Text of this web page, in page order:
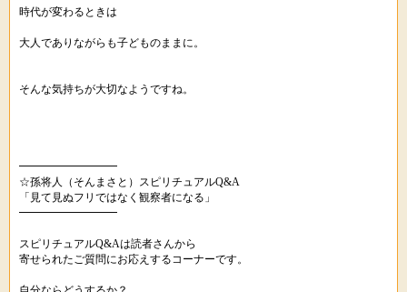
時代が変わるときは
大人でありながらも子どものままに。
そんな気持ちが大切なようですね。
━━━━━━━━━
☆孫将人（そんまさと）スピリチュアルQ&A
「見て見ぬフリではなく観察者になる」
━━━━━━━━━
スピリチュアルQ&Aは読者さんから
寄せられたご質問にお応えするコーナーです。